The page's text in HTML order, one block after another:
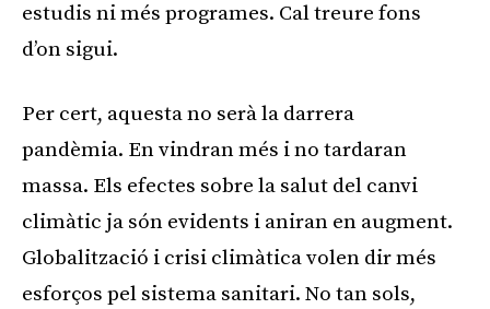
estudis ni més programes. Cal treure fons
d’on sigui.
Per cert, aquesta no serà la darrera
pandèmia. En vindran més i no tardaran
massa. Els efectes sobre la salut del canvi
climàtic ja són evidents i aniran en augment.
Globalització i crisi climàtica volen dir més
esforços pel sistema sanitari. No tan sols,